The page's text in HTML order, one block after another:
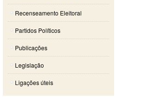
Recenseamento Eleitoral
Partidos Políticos
Publicações
Legislação
Ligações úteis